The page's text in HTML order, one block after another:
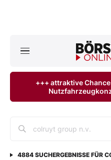
ktuelle Ausgabe
+++ attraktive
4884 SUCHERGEBNISSE FÜR